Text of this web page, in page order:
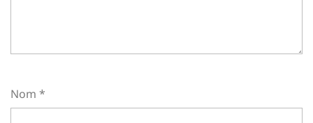
Nom *